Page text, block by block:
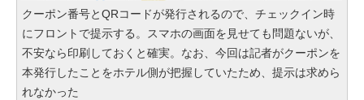
クーポン番号とQRコードが発行されるので、チェックイン時
にフロントで提示する。スマホの画面を見せても問題ないが、
不安なら印刷しておくと確実。なお、今回は記者がクーポンを
本発行したことをホテル側が把握していたため、提示は求めら
れなかった